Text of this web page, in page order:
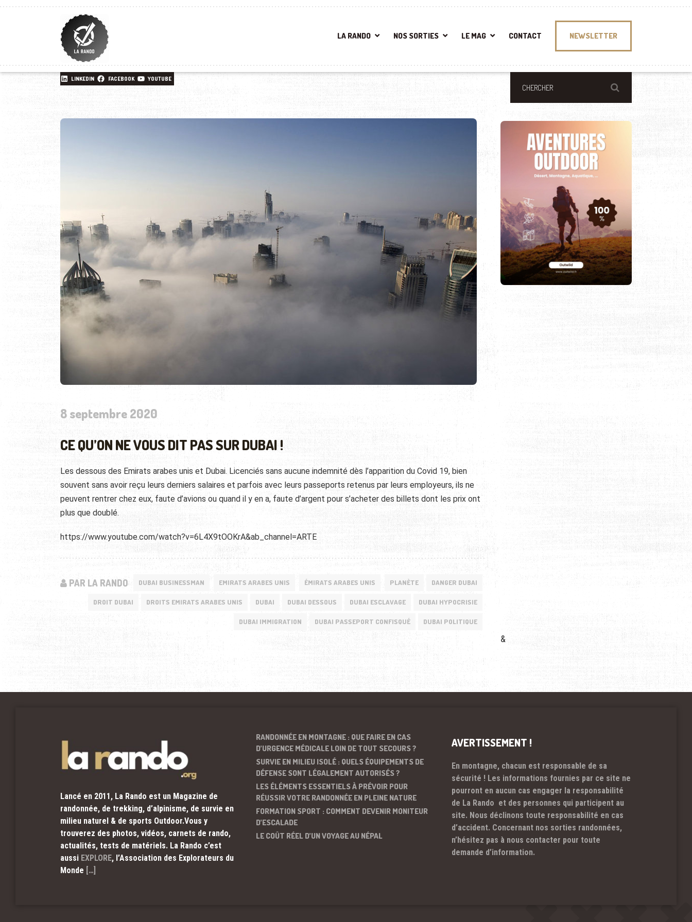
LA RANDO NOS SORTIES LE MAG CONTACT NEWSLETTER
LINKEDIN FACEBOOK YOUTUBE
8 septembre 2020
CE QU’ON NE VOUS DIT PAS SUR DUBAI !
Les dessous des Emirats arabes unis et Dubai. Licenciés sans aucune indemnité dès l’apparition du Covid 19, bien
souvent sans avoir reçu leurs derniers salaires et parfois avec leurs passeports retenus par leurs employeurs, ils ne
peuvent rentrer chez eux, faute d’avions ou quand il y en a, faute d’argent pour s’acheter des billets dont les prix ont
plus que doublé.
https://www.youtube.com/watch?v=6L4X9tOOKrA&ab_channel=ARTE
PAR LA RANDO DUBAI BUSINESSMAN EMIRATS ARABES UNIS ÉMIRATS ARABES UNIS PLANÈTE DANGER DUBAI
DROIT DUBAI DROITS EMIRATS ARABES UNIS DUBAI DUBAI DESSOUS DUBAI ESCLAVAGE DUBAI HYPOCRISIE
DUBAI IMMIGRATION DUBAI PASSEPORT CONFISQUÉ DUBAI POLITIQUE
&
Lancé en 2011, La Rando est un Magazine de
randonnée, de trekking, d’alpinisme, de survie en
milieu naturel & de sports Outdoor.Vous y
trouverez des photos, vidéos, carnets de rando,
actualités, tests de matériels. La Rando c’est
aussi EXPLORE, l’Association des Explorateurs du
Monde […]
RANDONNÉE EN MONTAGNE : QUE FAIRE EN CAS
D’URGENCE MÉDICALE LOIN DE TOUT SECOURS ?
SURVIE EN MILIEU ISOLÉ : QUELS ÉQUIPEMENTS DE
DÉFENSE SONT LÉGALEMENT AUTORISÉS ?
LES ÉLÉMENTS ESSENTIELS À PRÉVOIR POUR
RÉUSSIR VOTRE RANDONNÉE EN PLEINE NATURE
FORMATION SPORT : COMMENT DEVENIR MONITEUR
D’ESCALADE
LE COÛT RÉEL D’UN VOYAGE AU NÉPAL
AVERTISSEMENT !
En montagne, chacun est responsable de sa
sécurité ! Les informations fournies par ce site ne
pourront en aucun cas engager la responsabilité
de La Rando et des personnes qui participent au
site. Nous déclinons toute responsabilité en cas
d’accident. Concernant nos sorties randonnées,
n’hésitez pas à nous contacter pour toute
demande d’information.